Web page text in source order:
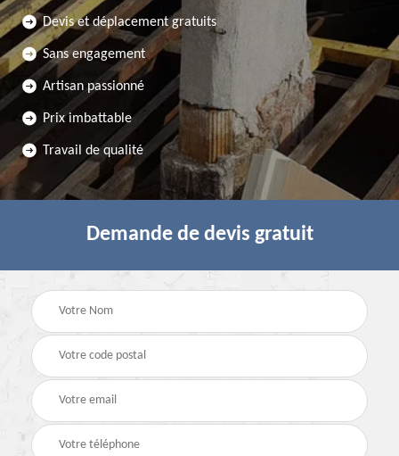
Devis et déplacement gratuits
Sans engagement
Artisan passionné
Prix imbattable
Travail de qualité
Demande de devis gratuit